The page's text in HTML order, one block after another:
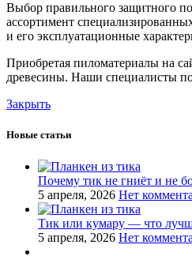
Выбор правильного защитного
ассортимент
и его эксплуатационные
Приобретая пиломатериалы на
древесины. Наши специалисты
Закрыть
Новые статьи
Почему тик не гниёт и не
5 апреля, 2026 Нет
Тик или кумару — что
5 апреля, 2026 Нет